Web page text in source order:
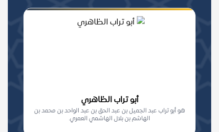
أبو تراب الظاهري
هو أبو تراب عبد الجميل بن عبد الحق بن عبد الواحد بن محمد بن
الهاشم بن بلال الهاشمي العمري.